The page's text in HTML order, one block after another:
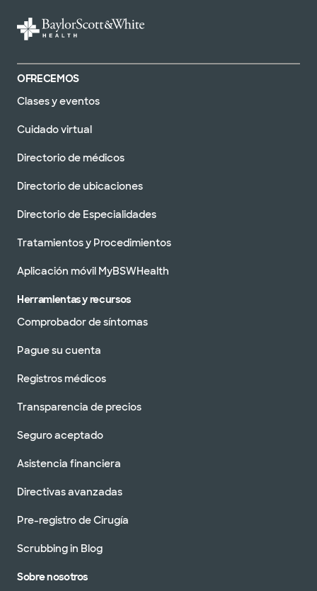
OFRECEMOS
Clases y eventos
Cuidado virtual
Directorio de médicos
Directorio de ubicaciones
Directorio de Especialidades
Tratamientos y Procedimientos
Aplicación móvil MyBSWHealth
Herramientas y recursos
Comprobador de síntomas
Pague su cuenta
Registros médicos
Transparencia de precios
Seguro aceptado
Asistencia financiera
Directivas avanzadas
Pre-registro de Cirugía
Scrubbing in Blog
Sobre nosotros